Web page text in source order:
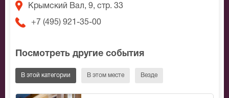
Крымский Вал, 9, стр. 33
+7 (495) 921-35-00
Посмотреть другие события
В этой категории В этом месте Везде